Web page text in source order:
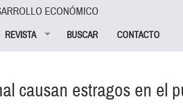
ECONÓMICO
REVISTA BUSCAR CONTACTO
causan estragos en el